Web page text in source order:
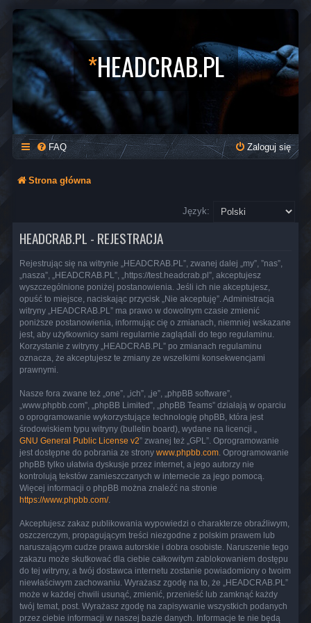
*HEADCRAB.PL
FAQ Zaloguj się
Strona główna
Język:
HEADCRAB.PL - REJESTRACJA
Rejestrując się na witrynie „HEADCRAB.PL”, zwanej dalej „my”, ”nas”,
„nasza”, „HEADCRAB.PL”, „https://test.headcrab.pl”, akceptujesz
wyszczególnione poniżej postanowienia. Jeśli ich nie akceptujesz,
opuść to miejsce, naciskając przycisk „Nie akceptuję”. Administracja
witryny „HEADCRAB.PL” ma prawo w dowolnym czasie zmienić
poniższe postanowienia, informując cię o zmianach, niemniej wskazane
jest, aby użytkownicy sami regularnie zaglądali do tego regulaminu.
Korzystanie z witryny „HEADCRAB.PL” po zmianach regulaminu
oznacza, że akceptujesz te zmiany ze wszelkimi konsekwencjami
prawnymi.
Nasze fora zwane też „one”, „ich”, „je”, „phpBB software”,
„www.phpbb.com”, „phpBB Limited”, „phpBB Teams” działają w oparciu
o oprogramowanie wykorzystujące technologię phpBB, która jest
środowiskiem typu witryny (bulletin board), wydane na licencji „
GNU General Public License v2” zwanej też „GPL”. Oprogramowanie
jest dostępne do pobrania ze strony www.phpbb.com . Oprogramowanie
phpBB tylko ułatwia dyskusje przez internet, a jego autorzy nie
kontrolują tekstów zamieszczanych w internecie za jego pomocą.
Więcej informacji o phpBB można znaleźć na stronie
https://www.phpbb.com/.
Akceptujesz zakaz publikowania wypowiedzi o charakterze obraźliwym,
oszczerczym, propagującym treści niezgodne z polskim prawem lub
naruszającym cudze prawa autorskie i dobra osobiste. Naruszenie tego
zakazu może skutkować dla ciebie całkowitym zablokowaniem dostępu
do tej witryny, a twój dostawca internetu zostanie powiadomiony o twoim
niewłaściwym zachowaniu. Wyrażasz zgodę na to, że „HEADCRAB.PL”
może w każdej chwili usunąć, zmienić, przenieść lub zamknąć każdy
twój temat, post. Wyrażasz zgodę na zapisywanie wszystkich podanych
przez ciebie informacji w naszej bazie danych. Informacje te nie będą